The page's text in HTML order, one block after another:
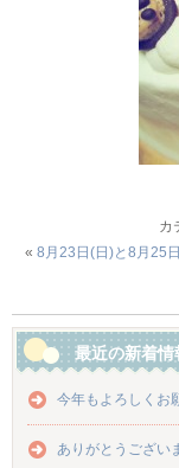
カ
«8月23日(日)と8月25
最近の新着情
今年もよろしくお
ありがとうござい